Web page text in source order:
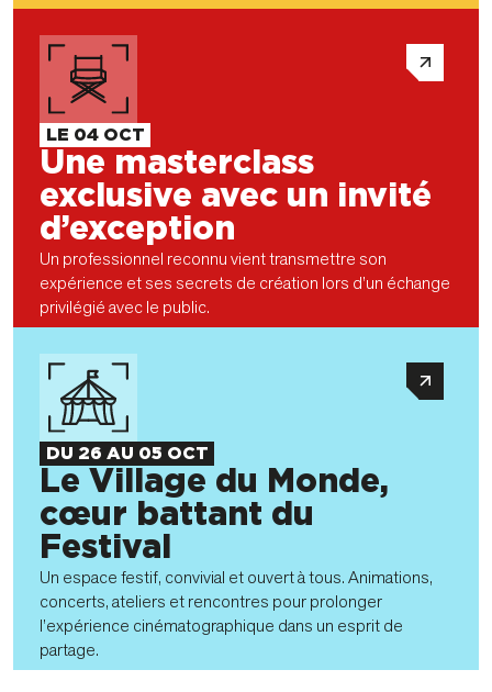
LE 04 OCT
Une masterclass
exclusive avec un invité
d’exception
Un professionnel reconnu vient transmettre son
expérience et ses secrets de création lors d’un échange
privilégié avec le public.
DU 26 AU 05 OCT
Le Village du Monde,
cœur battant du
Festival
Un espace festif, convivial et ouvert à tous. Animations,
concerts, ateliers et rencontres pour prolonger
l’expérience cinématographique dans un esprit de
partage.